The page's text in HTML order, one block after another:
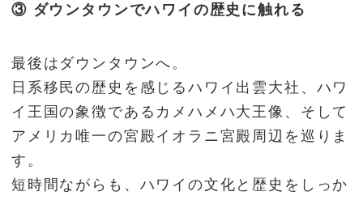
③ ダウンタウンでハワイの歴史に触れる
最後はダウンタウンへ。
日系移民の歴史を感じるハワイ出雲大社、ハワ
イ王国の象徴であるカメハメハ大王像、そして
アメリカ唯一の宮殿イオラニ宮殿周辺を巡りま
す。
短時間ながらも、ハワイの文化と歴史をしっか